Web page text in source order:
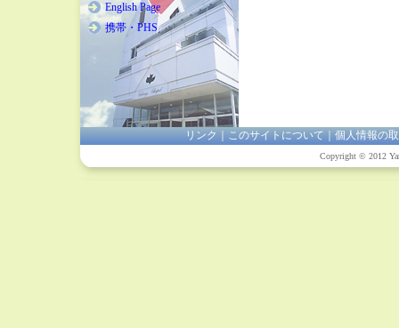
English Page
携帯・PHS
リンク｜このサイトについて｜個人情報の
Copyright © 2012